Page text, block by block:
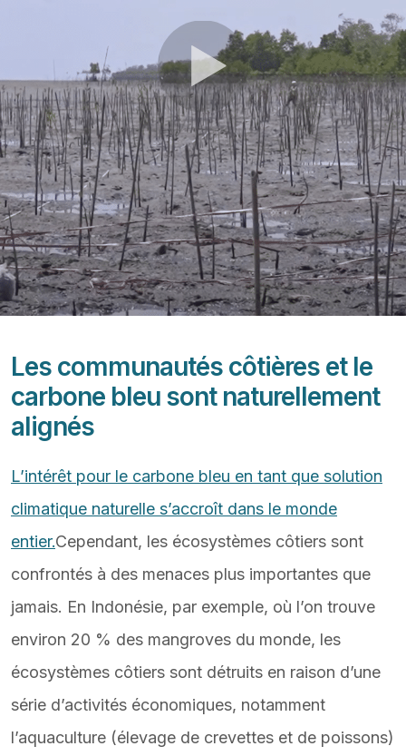
Les communautés côtières et le
carbone bleu sont naturellement
alignés
L’intérêt pour le carbone bleu en tant que solution
climatique naturelle s’accroît dans le monde
entier.Cependant, les écosystèmes côtiers sont
confrontés à des menaces plus importantes que
jamais. En Indonésie, par exemple, où l’on trouve
environ 20 % des mangroves du monde, les
écosystèmes côtiers sont détruits en raison d’une
série d’activités économiques, notamment
l’aquaculture (élevage de crevettes et de poissons)